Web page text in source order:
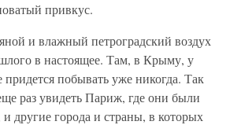
привкус.
и влажный петроградский воздух
в настоящее. Там, в Крыму, у
придется побывать уже никогда. Так
раз увидеть Париж, где они были
другие города и страны, в которых